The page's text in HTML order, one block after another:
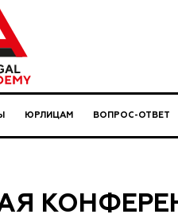
ЮРЛИЦАМ ВОПРОС-ОТВЕТ